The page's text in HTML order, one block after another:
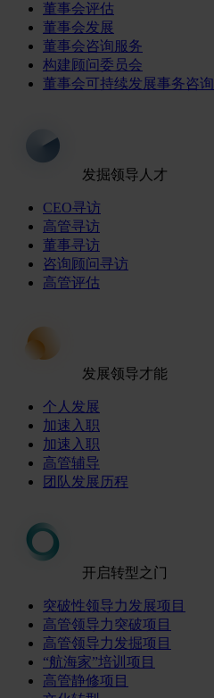
董事会评估
董事会发展
董事会咨询服务
构建顾问委员会
董事会可持续发展事务咨询
发掘领导人才
CEO寻访
高管寻访
董事寻访
咨询顾问寻访
高管评估
发展领导才能
个人发展
加速入职
加速入职
高管辅导
团队发展历程
开启转型之门
突破性领导力发展项目
高管领导力突破项目
高管领导力发掘项目
“航海家”培训项目
高管静修项目